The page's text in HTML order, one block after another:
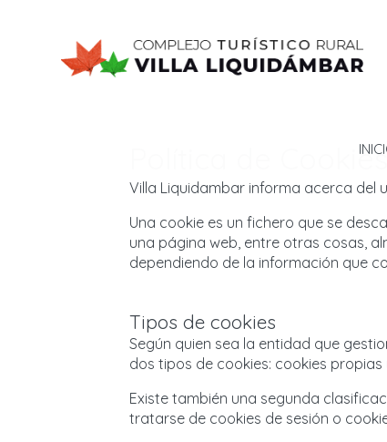
Política de Cookies
Villa Liquidambar informa acerca del
Una cookie es un fichero que se
una página web, entre otras cosas,
dependiendo de la información que
Tipos de cookies
Según quien sea la entidad que
dos tipos de cookies: cookies
Existe también una segunda
tratarse de cookies de sesión o